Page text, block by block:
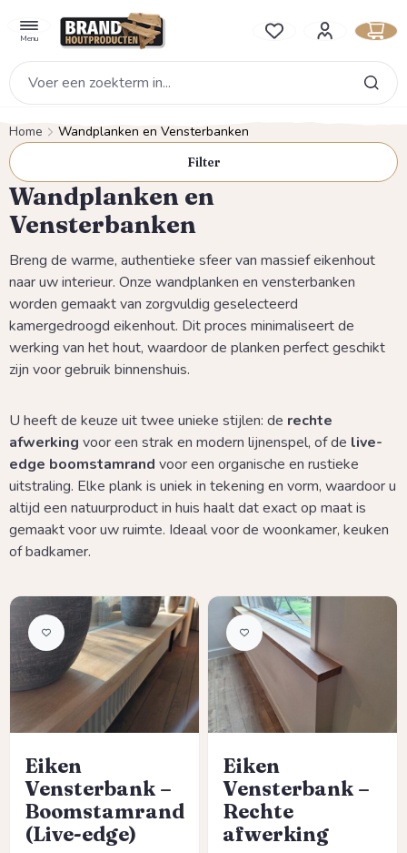
Menu Je hebt 0 items op je
Home Wandplanken en Vensterbanken
Filter
Wandplanken en
Vensterbanken
Breng de warme, authentieke sfeer van massief eikenhout
naar uw interieur. Onze wandplanken en vensterbanken
worden gemaakt van zorgvuldig geselecteerd
kamergedroogd eikenhout. Dit proces minimaliseert de
werking van het hout, waardoor de planken perfect geschikt
zijn voor gebruik binnenshuis.
U heeft de keuze uit twee unieke stijlen: de rechte
afwerking voor een strak en modern lijnenspel, of de live-
edge boomstamrand voor een organische en rustieke
uitstraling. Elke plank is uniek in tekening en vorm, waardoor u
altijd een natuurproduct in huis haalt dat exact op maat is
gemaakt voor uw ruimte. Ideaal voor de woonkamer, keuken
of badkamer.
Eiken
Vensterbank –
Boomstamrand
(Live-edge)
Eiken
Vensterbank –
Rechte
afwerking